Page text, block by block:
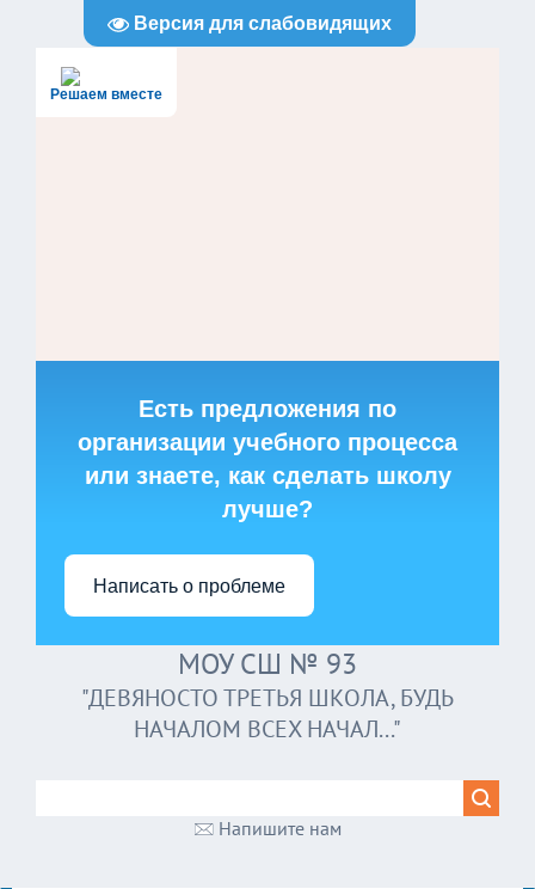
Версия для слабовидящих
Решаем вместе
Есть предложения по
организации учебного процесса
или знаете, как сделать школу
лучше?
Написать о проблеме
МОУ СШ № 93
"ДЕВЯНОСТО ТРЕТЬЯ ШКОЛА, БУДЬ
НАЧАЛОМ ВСЕХ НАЧАЛ..."
Напишите нам